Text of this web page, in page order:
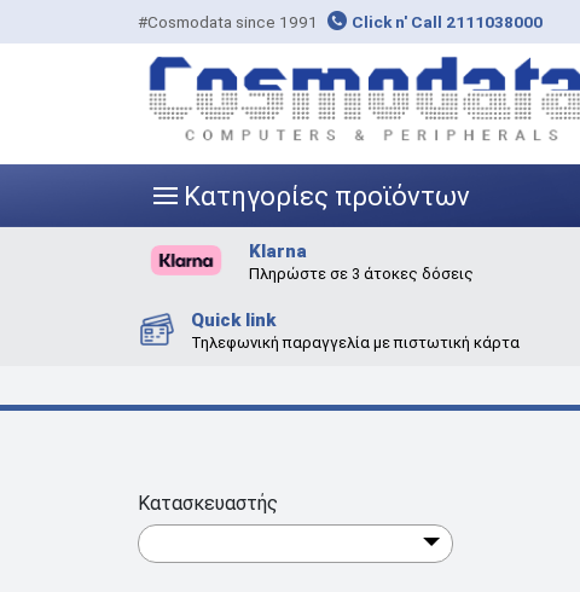
#Cosmodata since 1991 Click n' Call 2111038000
||| Κατηγορίες προϊόντων
Klarna
Πληρώστε σε 3 άτοκες δόσεις
Quick link
Τηλεφωνική παραγγελία με πιστωτική κάρτα
Κατασκευαστής